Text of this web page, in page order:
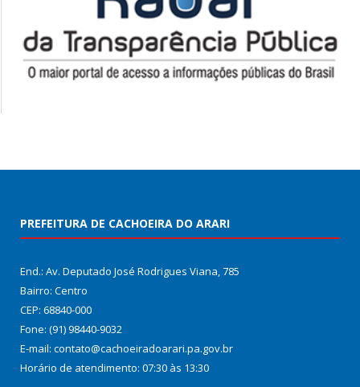
PREFEITURA DE CACHOEIRA DO ARARI
End.: Av. Deputado José Rodrigues Viana, 785
Bairro: Centro
CEP: 68840-000
Fone: (91) 98440-9032
E-mail: contato@cachoeiradoarari.pa.gov.br
Horário de atendimento: 07:30 às 13:30